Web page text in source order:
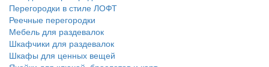
Перегородки в стиле ЛОФТ
Реечные перегородки
Мебель для раздевалок
Шкафчики для раздевалок
Шкафы для ценных вещей